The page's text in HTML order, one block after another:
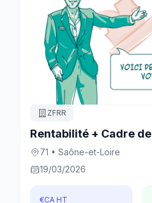
ZFRR
Rentabilité + Cadre
71 • Saône-et-Loire
19/03/2026
€CA HT